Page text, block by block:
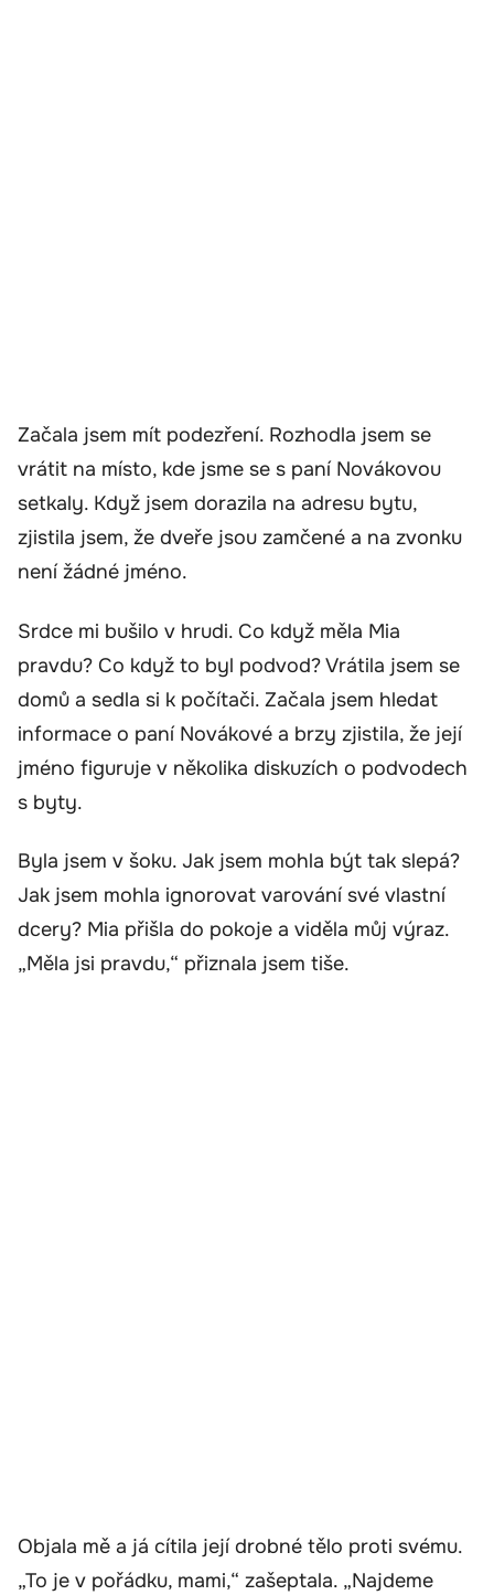
Začala jsem mít podezření. Rozhodla jsem se
vrátit na místo, kde jsme se s paní Novákovou
setkaly. Když jsem dorazila na adresu bytu,
zjistila jsem, že dveře jsou zamčené a na zvonku
není žádné jméno.
Srdce mi bušilo v hrudi. Co když měla Mia
pravdu? Co když to byl podvod? Vrátila jsem se
domů a sedla si k počítači. Začala jsem hledat
informace o paní Novákové a brzy zjistila, že její
jméno figuruje v několika diskuzích o podvodech
s byty.
Byla jsem v šoku. Jak jsem mohla být tak slepá?
Jak jsem mohla ignorovat varování své vlastní
dcery? Mia přišla do pokoje a viděla můj výraz.
„Měla jsi pravdu,“ přiznala jsem tiše.
Objala mě a já cítila její drobné tělo proti svému.
„To je v pořádku, mami,“ zašeptala. „Najdeme